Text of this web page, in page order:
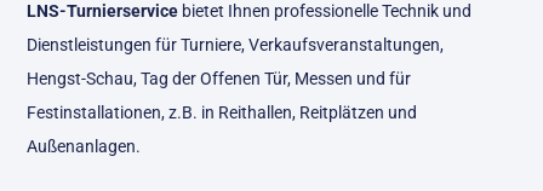
LNS-Turnierservice bietet Ihnen professionelle Technik und
Dienstleistungen für Turniere, Verkaufsveranstaltungen,
Hengst-Schau, Tag der Offenen Tür, Messen und für
Festinstallationen, z.B. in Reithallen, Reitplätzen und
Außenanlagen.